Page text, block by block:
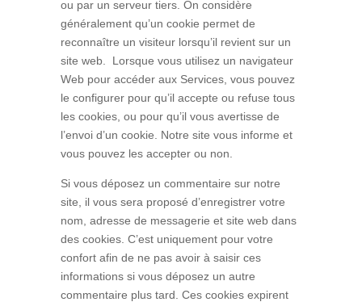
ou par un serveur tiers. On considère
généralement qu’un cookie permet de
reconnaître un visiteur lorsqu’il revient sur un
site web. Lorsque vous utilisez un navigateur
Web pour accéder aux Services, vous pouvez
le configurer pour qu’il accepte ou refuse tous
les cookies, ou pour qu’il vous avertisse de
l’envoi d’un cookie. Notre site vous informe et
vous pouvez les accepter ou non.
Si vous déposez un commentaire sur notre
site, il vous sera proposé d’enregistrer votre
nom, adresse de messagerie et site web dans
des cookies. C’est uniquement pour votre
confort afin de ne pas avoir à saisir ces
informations si vous déposez un autre
commentaire plus tard. Ces cookies expirent